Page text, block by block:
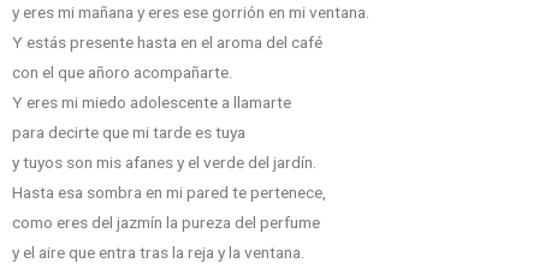
y eres mi mañana y eres ese gorrión en mi ventana.
Y estás presente hasta en el aroma del café
con el que añoro acompañarte.
Y eres mi miedo adolescente a llamarte
para decirte que mi tarde es tuya
y tuyos son mis afanes y el verde del jardín.
Hasta esa sombra en mi pared te pertenece,
como eres del jazmín la pureza del perfume
y el aire que entra tras la reja y la ventana.